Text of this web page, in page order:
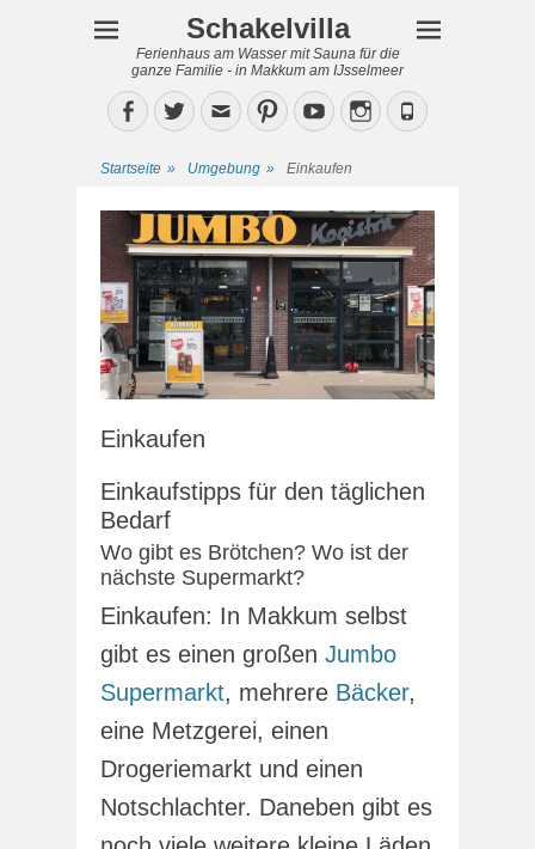
Schakelvilla
Ferienhaus am Wasser mit Sauna für die
ganze Familie - in Makkum am IJsselmeer
Facebook
TwitterEmailPinterestYouTubeInstagram
Phone
Startseite » Umgebung » Einkaufen
Einkaufen
Einkaufstipps für den täglichen
Bedarf
Wo gibt es Brötchen? Wo ist der
nächste Supermarkt?
Einkaufen: In Makkum selbst
gibt es einen großen Jumbo
Supermarkt, mehrere Bäcker,
eine Metzgerei, einen
Drogeriemarkt und einen
Notschlachter. Daneben gibt es